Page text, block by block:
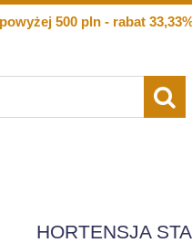
500 pln - rabat
HORTENSJA